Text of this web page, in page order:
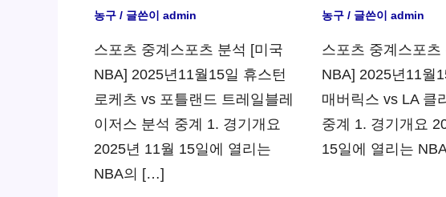
농구 / 글쓴이 admin
스포츠 중계스포츠 분석 [미국
NBA] 2025년11월15일 휴스턴
로케츠 vs 포틀랜드 트레일블레
이저스 분석 중계 1. 경기개요
2025년 11월 15일에 열리는
NBA의 […]
농구/ 글쓴이 admin
스포츠 중계스포츠
NBA] 2025년11월
매버릭스 vs LA 클
중계 1. 경기개요
15일에 열리는